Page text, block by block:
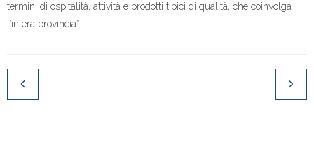
termini di ospitalità, attività e prodotti tipici di qualità, che coinvolga
l’intera provincia”.